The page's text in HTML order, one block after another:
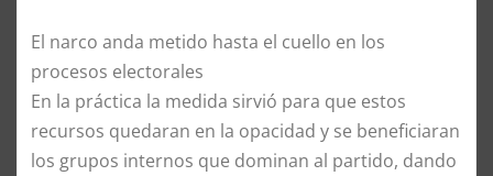
El narco anda metido hasta el cuello en los
procesos electorales
En la práctica la medida sirvió para que estos
recursos quedaran en la opacidad y se beneficiaran
los grupos internos que dominan al partido, dando